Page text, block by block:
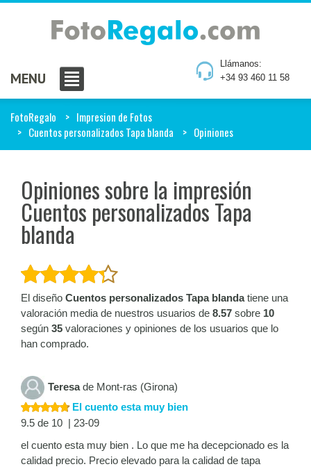
Llámanos:
+34 93 460 11 58
MENU
FotoRegalo
Impresion de Fotos
Cuentos personalizados Tapa blanda
Opiniones
Opiniones sobre la impresión
Cuentos personalizados Tapa
blanda
El diseño Cuentos personalizados Tapa blandatiene una
valoración media de nuestros usuarios de 8.57 sobre 10
según 35 valoraciones y opiniones de los usuarios que lo
han comprado.
Teresade Mont-ras (Girona)
El cuento esta muy bien
9.5 de 10 | 23-09
el cuento esta muy bien . Lo que me ha decepcionado es la
calidad precio. Precio elevado para la calidad de tapa